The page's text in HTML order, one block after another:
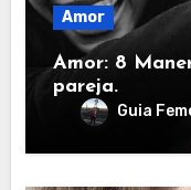
Amor
Amor: 8
pareja.
Guia